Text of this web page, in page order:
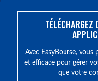
TÉLÉCHARGEZ
Avec EasyBourse, vous
et efficace pour gérer
que votre